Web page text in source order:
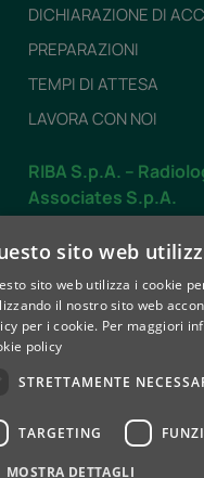
DICHIARAZIONE DI
PREPARAZIONI
TEMPI DI ATTESA
LAVORA CON NOI
RIBA S.p.A. –
Associates S.p.A.
dalle 7.30 alle 19.30
SABATO
dalle 8.00 alle 12.30
Contatti
Privacy e Cookie policy
sito web
sito web utilizza i cookie
il nostro sito web
per i cookie. Per maggiori
policy
STRETTAMENTE
TARGETING
MOSTRA DETTAGLI